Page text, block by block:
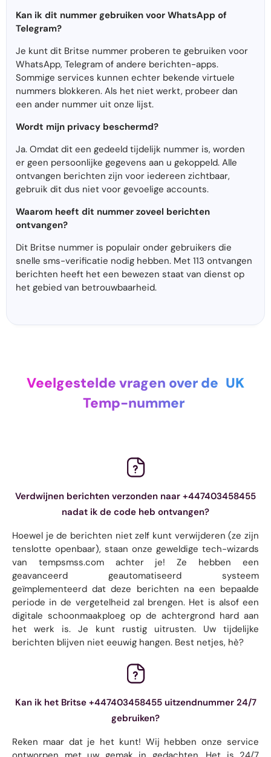
Kan ik dit nummer gebruiken voor WhatsApp of
Telegram?
Je kunt dit Britse nummer proberen te gebruiken voor
WhatsApp, Telegram of andere berichten-apps.
Sommige services kunnen echter bekende virtuele
nummers blokkeren. Als het niet werkt, probeer dan
een ander nummer uit onze lijst.
Wordt mijn privacy beschermd?
Ja. Omdat dit een gedeeld tijdelijk nummer is, worden
er geen persoonlijke gegevens aan u gekoppeld. Alle
ontvangen berichten zijn voor iedereen zichtbaar,
gebruik dit dus niet voor gevoelige accounts.
Waarom heeft dit nummer zoveel berichten
ontvangen?
Dit Britse nummer is populair onder gebruikers die
snelle sms-verificatie nodig hebben. Met 113 ontvangen
berichten heeft het een bewezen staat van dienst op
het gebied van betrouwbaarheid.
Veelgestelde vragen over de UK
Temp-nummer
Verdwijnen berichten verzonden naar +447403458455
nadat ik de code heb ontvangen?
Hoewel je de berichten niet zelf kunt verwijderen (ze zijn
tenslotte openbaar), staan ​​onze geweldige tech-wizards
van tempsmss.com achter je! Ze hebben een
geavanceerd geautomatiseerd systeem
geïmplementeerd dat deze berichten na een bepaalde
periode in de vergetelheid zal brengen. Het is alsof een
digitale schoonmaakploeg op de achtergrond hard aan
het werk is. Je kunt rustig uitrusten. Uw tijdelijke
berichten blijven niet eeuwig hangen. Best netjes, hè?
Kan ik het Britse +447403458455 uitzendnummer 24/7
gebruiken?
Reken maar dat je het kunt! Wij hebben onze service